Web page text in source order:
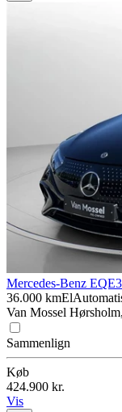
Mercedes-Benz EQE
36.000 kmEl
Van Mossel
Sammenlign
Køb
424.900 kr.
Vis